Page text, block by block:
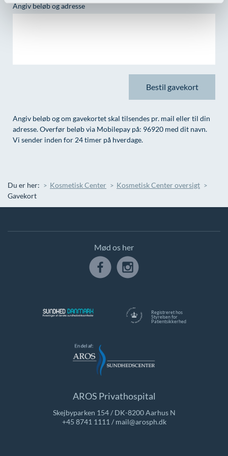
Angiv beløb og adresse
Angiv beløb og om gavekortet skal tilsendes pr. mail eller til din
adresse. Overfør beløb via Mobilepay på: 96920 med dit navn.
Vi sender inden for 24 timer på hverdage.
Du er her: Kosmetisk Center
Kosmetisk Center oversigt
Gavekort
Registreret hos
Styrelsen for
Patientsikkerhed
Mød os her
AROS Privathospital
Skejbyparken 154 / DK-8200 Aarhus N
+45 8741 1111 / mail@arosph.dk